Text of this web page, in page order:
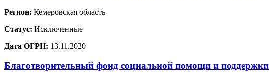
Регион: Кемеровская область
Статус: Исключенные
Дата ОГРН: 13.11.2020
Благотворительный фонд социальной помощи и